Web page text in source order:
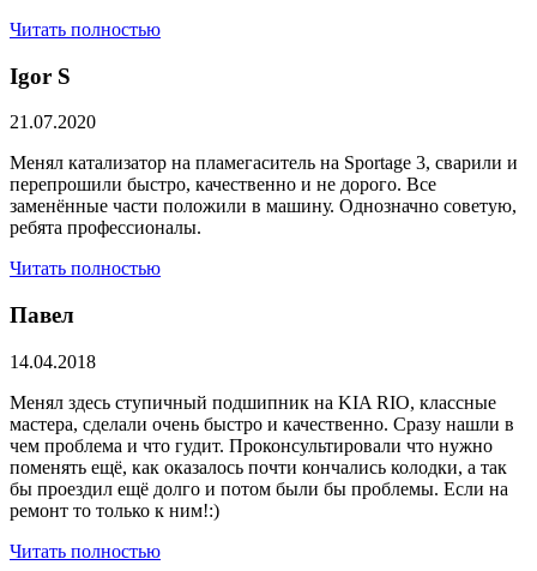
Читать полностью
​Igor S
21.07.2020
Менял катализатор на пламегаситель на Sportage 3, сварили и
перепрошили быстро, качественно и не дорого. Все
заменённые части положили в машину. Однозначно советую,
ребята профессионалы.
Читать полностью
Павел
14.04.2018
Менял здесь ступичный подшипник на KIA RIO, классные
мастера, сделали очень быстро и качественно. Сразу нашли в
чем проблема и что гудит. Проконсультировали что нужно
поменять ещё, как оказалось почти кончались колодки, а так
бы проездил ещё долго и потом были бы проблемы. Если на
ремонт то только к ним!:)
Читать полностью